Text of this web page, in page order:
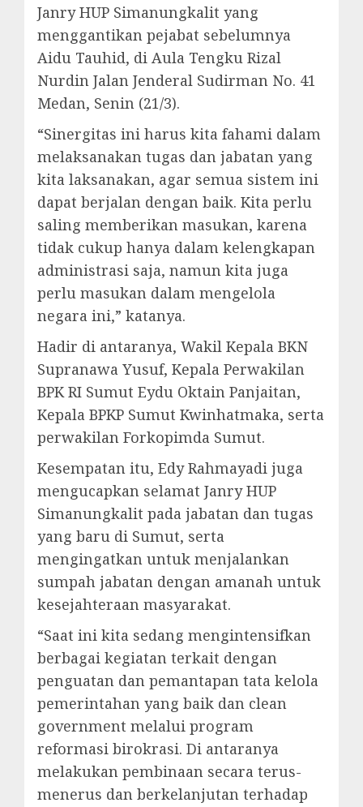
Janry HUP Simanungkalit yang
menggantikan pejabat sebelumnya
Aidu Tauhid, di Aula Tengku Rizal
Nurdin Jalan Jenderal Sudirman No. 41
Medan, Senin (21/3).
“Sinergitas ini harus kita fahami dalam
melaksanakan tugas dan jabatan yang
kita laksanakan, agar semua sistem ini
dapat berjalan dengan baik. Kita perlu
saling memberikan masukan, karena
tidak cukup hanya dalam kelengkapan
administrasi saja, namun kita juga
perlu masukan dalam mengelola
negara ini,” katanya.
Hadir di antaranya, Wakil Kepala BKN
Supranawa Yusuf, Kepala Perwakilan
BPK RI Sumut Eydu Oktain Panjaitan,
Kepala BPKP Sumut Kwinhatmaka, serta
perwakilan Forkopimda Sumut.
Kesempatan itu, Edy Rahmayadi juga
mengucapkan selamat Janry HUP
Simanungkalit pada jabatan dan tugas
yang baru di Sumut, serta
mengingatkan untuk menjalankan
sumpah jabatan dengan amanah untuk
kesejahteraan masyarakat.
“Saat ini kita sedang mengintensifkan
berbagai kegiatan terkait dengan
penguatan dan pemantapan tata kelola
pemerintahan yang baik dan clean
government melalui program
reformasi birokrasi. Di antaranya
melakukan pembinaan secara terus-
menerus dan berkelanjutan terhadap